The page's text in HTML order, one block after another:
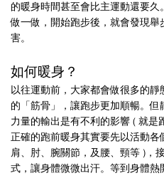
的暖身時間甚至會比主運動還要
做一做，開始跑步後，就會發現
害。
如何暖身？
以往運動前，大家都會做很多的
的「筋骨」，讓跑步更加順暢。
力量的輸出是有不利的影響 ( 就是
正確的跑前暖身其實要先以活動各
肩、肘、腕關節，及腰、頸等 )，
式，讓身體微微出汗。等到身體熱